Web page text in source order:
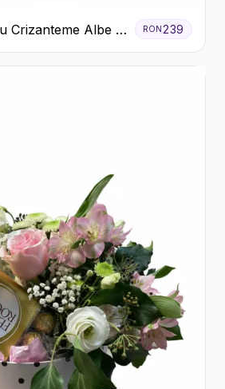
Crizanteme Albe și
RON 239